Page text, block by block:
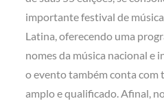
importante festival de
Latina, oferecendo uma
nomes da música nacional e
o evento também conta com
amplo e qualificado. Afinal,